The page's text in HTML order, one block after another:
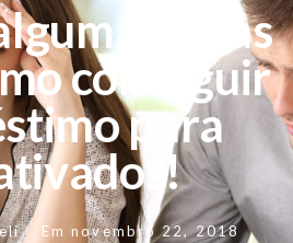
dicas
conseguir
para
Em novembro 22, 2018